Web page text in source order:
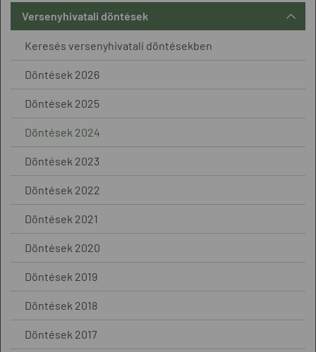
Versenyhivatali döntések
Keresés versenyhivatali döntésekben
Döntések 2026
Döntések 2025
Döntések 2024
Döntések 2023
Döntések 2022
Döntések 2021
Döntések 2020
Döntések 2019
Döntések 2018
Döntések 2017